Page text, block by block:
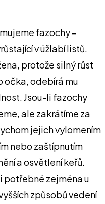
fazochy –
v úžlabí listů.
protože silný růst
očka, odebírá mu
Jsou-li fazochy
ale zakrátíme za
jejich vylomením
nebo zaštípnutím
a osvětlení keřů.
po­třebné zejména u
způsobů vedení